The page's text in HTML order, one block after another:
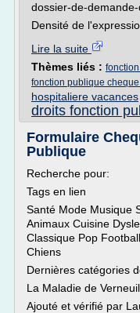
dossier-de-
Densité de
Lire la suite
Thèmes liés :
fonction publique
hospitaliere vacances
droits fonction
Formulaire
Publique
Recherche pour:
Tags en lien
Santé Mode Musique
Animaux Cuisine
Classique Pop
Chiens
Dernières catégories
La Maladie de Verneuil
Ajouté et vérifié par